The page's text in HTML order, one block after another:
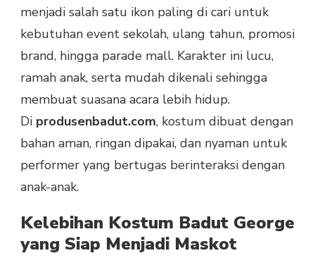
menjadi salah satu ikon paling di cari untuk
kebutuhan event sekolah, ulang tahun, promosi
brand, hingga parade mall. Karakter ini lucu,
ramah anak, serta mudah dikenali sehingga
membuat suasana acara lebih hidup.
Di produsenbadut.com, kostum dibuat dengan
bahan aman, ringan dipakai, dan nyaman untuk
performer yang bertugas berinteraksi dengan
anak-anak.
Kelebihan Kostum Badut George
yang Siap Menjadi Maskot